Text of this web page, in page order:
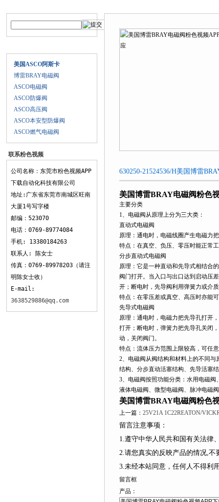
美国ASCO阿斯卡
博雷BRAY电磁阀
ASCO电磁阀
ASCO防爆阀
ASCO高压阀
ASCO本安型防爆阀
ASCO燃气电磁阀
联系粉色视频
APP下载
公司名称：东莞市粉色视频APP
下载自动化科技有限公司
地址:广东省东莞市南城区旺南
大厦1号写字楼
邮编：523070
电话：0769-89774084
手机: 13380184263
联系人: 陈女士
传真：0769-89978203（请注
明陈女士收）
E-mail:
3638529886@qq.com
载供应
630250-21524536/H美国博雷
美国博雷BRAY电磁阀粉色
主要分类
1、电磁阀从原理上分为三大类：
直动式电磁阀
原理：通电时，电磁线圈产生电磁力
特点：在真空、负压、零压时能正常
分步直动式电磁阀
原理：它是一种直动和先导式相结合
阀门打开。当入口与出口达到启动压
开；断电时，先导阀利用弹簧力或介
特点：在零压差或真空、高压时亦能
先导式电磁阀
原理：通电时，电磁力把先导孔打开
打开；断电时，弹簧力把先导孔关闭
动，关闭阀门。
特点：流体压力范围上限较高，可任
2、电磁阀从阀结构和材料上的不同
结构、分步直动活塞结构、先导活塞
3、电磁阀按照功能分类：水用电磁
液体电磁阀、微型电磁阀、脉冲电磁
美国博雷BRAY电磁阀粉色
上一篇： 25V21A 1C22REATON/
留言注意事项：
1.遵守中华人民共和国有关法律
2.请您真实的反映产品的情况,
3.未经本站同意，任何人不得利
留言框
产品：